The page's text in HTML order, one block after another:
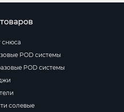
снюса
POD системы
POD системы
солевые